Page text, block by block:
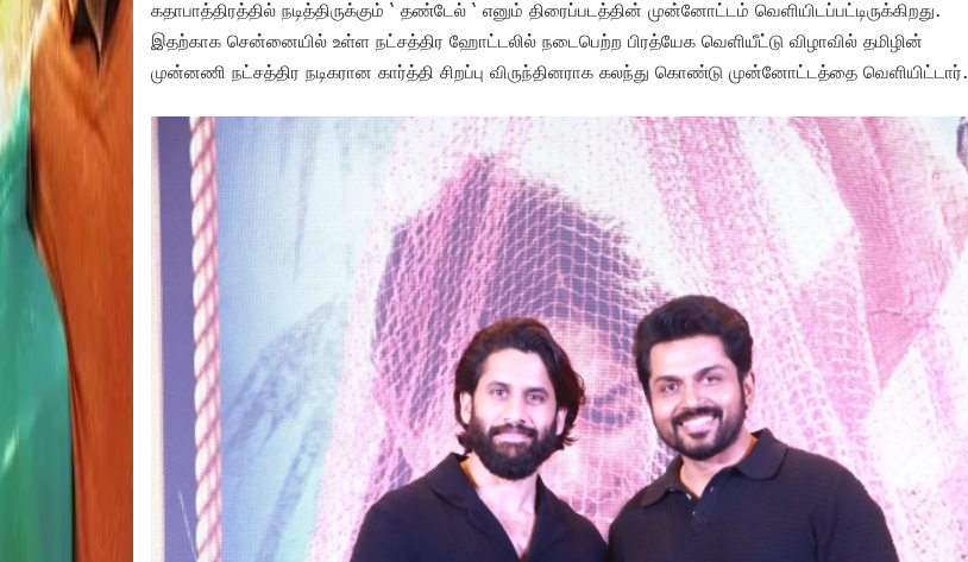
கதாபாத்திரத்தில் நடித்திருக்கும் ‘ தண்டேல் ‘ எனும் திரைப்படத்தின் முன்னோட்டம் வெளியிடப்பட்டிருக்கிறது.
இதற்காக சென்னையில் உள்ள நட்சத்திர ஹோட்டலில் நடைபெற்ற பிரத்யேக வெளியீட்டு விழாவில் தமிழின்
முன்னணி நட்சத்திர நடிகரான கார்த்தி சிறப்பு விருந்தினராக கலந்து கொண்டு முன்னோட்டத்தை வெளியிட்டார்.